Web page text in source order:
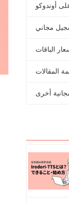
أوندوكو
مجاني
الباقات
المقالات
أخرى